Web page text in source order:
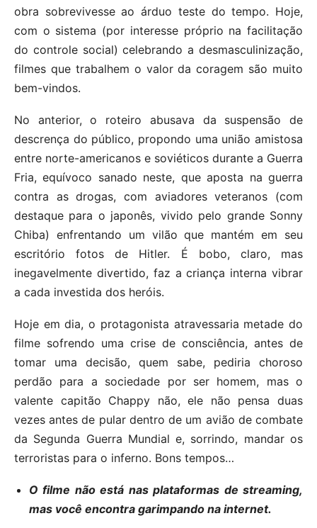
obra sobrevivesse ao árduo teste do tempo. Hoje,
com o sistema (por interesse próprio na facilitação
do controle social) celebrando a desmasculinização,
filmes que trabalhem o valor da coragem são muito
bem-vindos.
No anterior, o roteiro abusava da suspensão de
descrença do público, propondo uma união amistosa
entre norte-americanos e soviéticos durante a Guerra
Fria, equívoco sanado neste, que aposta na guerra
contra as drogas, com aviadores veteranos (com
destaque para o japonês, vivido pelo grande Sonny
Chiba) enfrentando um vilão que mantém em seu
escritório fotos de Hitler. É bobo, claro, mas
inegavelmente divertido, faz a criança interna vibrar
a cada investida dos heróis.
Hoje em dia, o protagonista atravessaria metade do
filme sofrendo uma crise de consciência, antes de
tomar uma decisão, quem sabe, pediria choroso
perdão para a sociedade por ser homem, mas o
valente capitão Chappy não, ele não pensa duas
vezes antes de pular dentro de um avião de combate
da Segunda Guerra Mundial e, sorrindo, mandar os
terroristas para o inferno. Bons tempos…
O filme não está nas plataformas de streaming,
mas você encontra garimpando na internet.